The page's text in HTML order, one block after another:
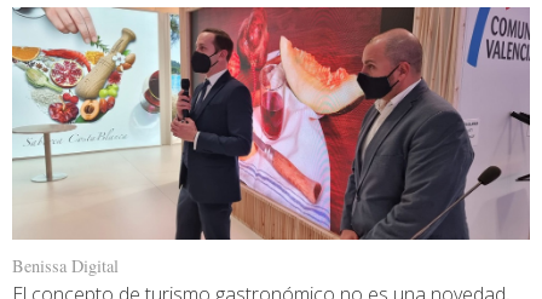
Benissa Digital